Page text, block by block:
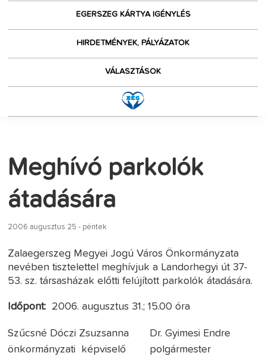
EGERSZEG KÁRTYA IGÉNYLÉS
HIRDETMÉNYEK, PÁLYÁZATOK
VÁLASZTÁSOK
Meghívó parkolók
átadására
2006 augusztus 25 - péntek
Zalaegerszeg Megyei Jogú Város Önkormányzata
nevében tisztelettel meghívjuk a Landorhegyi út 37-
53. sz. társasházak előtti felújított parkolók átadására.
Időpont: 2006. augusztus 31.; 15.00 óra
Szűcsné Dóczi Zsuzsanna Dr. Gyimesi Endre
önkormányzati képviselő polgármester